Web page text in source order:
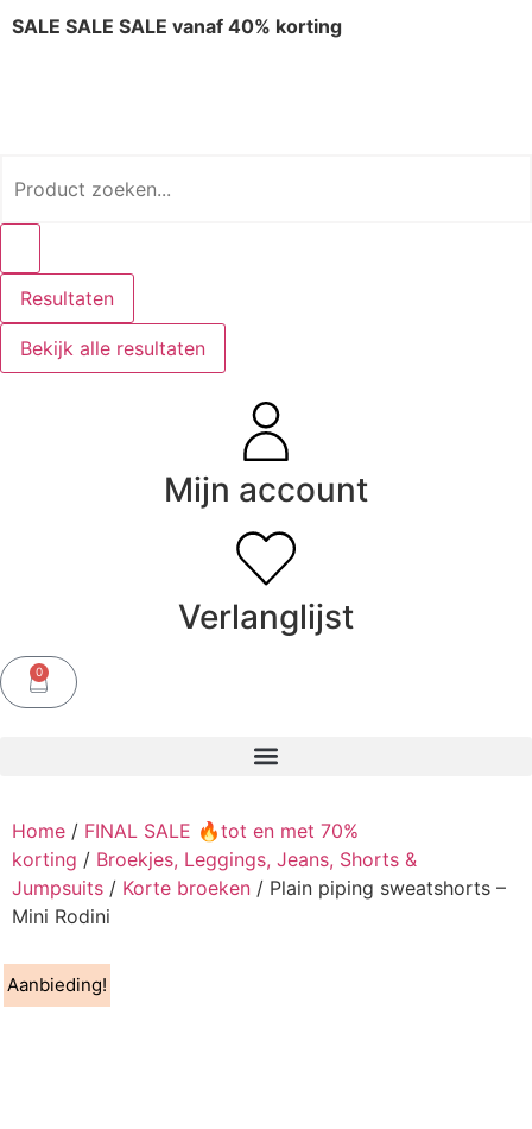
SALE SALE SALE vanaf 40% korting
Resultaten
Bekijk alle resultaten
Mijn account
Verlanglijst
0
Home / FINAL SALE 🔥tot en met 70%
korting / Broekjes, Leggings, Jeans, Shorts &
Jumpsuits / Korte broeken / Plain piping sweatshorts –
Mini Rodini
Aanbieding!